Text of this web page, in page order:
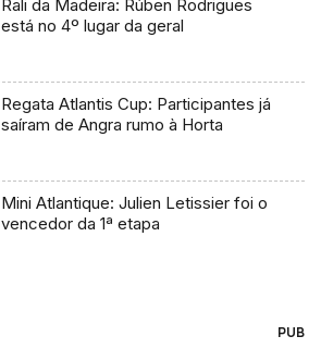
Rali da Madeira: Rúben Rodrigues
está no 4º lugar da geral
Regata Atlantis Cup: Participantes já
saíram de Angra rumo à Horta
Mini Atlantique: Julien Letissier foi o
vencedor da 1ª etapa
PUB